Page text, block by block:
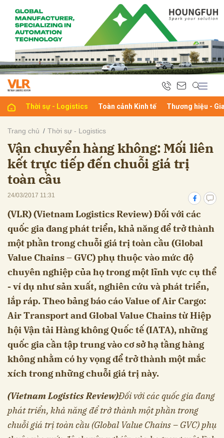
Thời sự - Logistics Toàn cảnh Kinh tế Thương hiệu -
Trang chủ Thời sự - Logistics
Vận chuyển hàng không: Mối liên
kết trực tiếp đến chuỗi giá trị
toàn cầu
24/03/2017 11:31
(VLR) (Vietnam Logistics Review) Đối với các
quốc gia đang phát triển, khả năng để trở thành
một phần trong chuỗi giá trị toàn cầu (Global
Value Chains – GVC) phụ thuộc vào mức độ
chuyên nghiệp của họ trong một lĩnh vực cụ thể
- ví dụ như sản xuất, nghiên cứu và phát triển,
lắp ráp. Theo bảng báo cáo Value of Air Cargo:
Air Transport and Global Value Chains từ Hiệp
hội Vận tải Hàng không Quốc tế (IATA), những
quốc gia cần tập trung vào cơ sở hạ tầng hàng
không nhằm có hy vọng để trở thành một mắc
xích trong những chuỗi giá trị này.
(Vietnam Logistics Review)Đối với các quốc gia đang
phát triển, khả năng để trở thành một phần trong
chuỗi giá trị toàn cầu (Global Value Chains – GVC) phụ
luận
Hủy